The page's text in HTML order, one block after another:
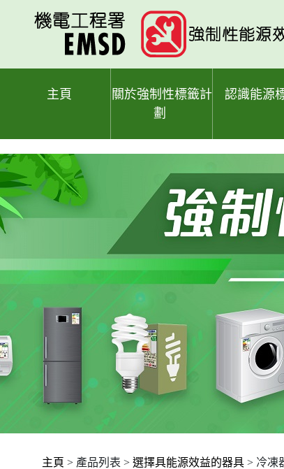
主頁
關於強制性標籤計
劃
認識能源
主頁 > 產品列表 > 選擇具能源效益的器具 > 冷凍